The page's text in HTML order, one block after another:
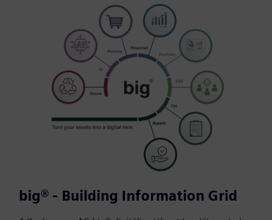
big® - Building Information Grid